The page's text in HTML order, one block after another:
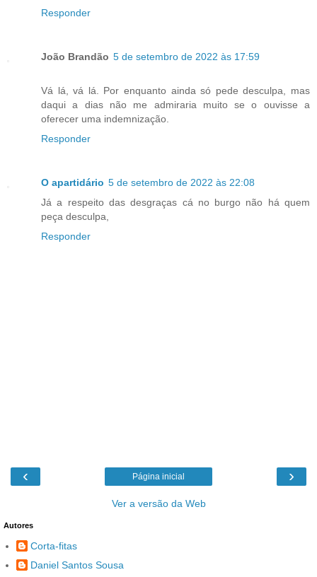
Responder
João Brandão 5 de setembro de 2022 às 17:59
Vá lá, vá lá. Por enquanto ainda só pede desculpa, mas
daqui a dias não me admiraria muito se o ouvisse a
oferecer uma indemnização.
Responder
O apartidário 5 de setembro de 2022 às 22:08
Já a respeito das desgraças cá no burgo não há quem
peça desculpa,
Responder
‹ ›
Página inicial
Ver a versão da Web
Autores
Corta-fitas
Daniel Santos Sousa